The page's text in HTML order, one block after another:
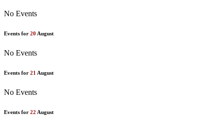
No Events
Events for 20 August
No Events
Events for 21 August
No Events
Events for 22 August